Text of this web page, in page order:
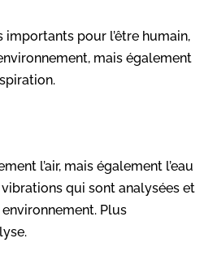
importants pour l’être humain,
mais également
l’air, mais également l’eau
qui sont analysées et
Plus